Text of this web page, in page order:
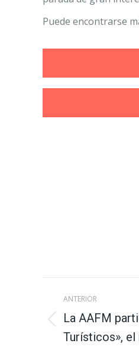
Puede encontrarse
entre
ANTERIOR
Publicación
anterior:
La AAFM
Turísticos»,